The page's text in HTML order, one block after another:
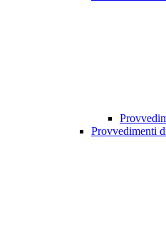
Provvedimenti